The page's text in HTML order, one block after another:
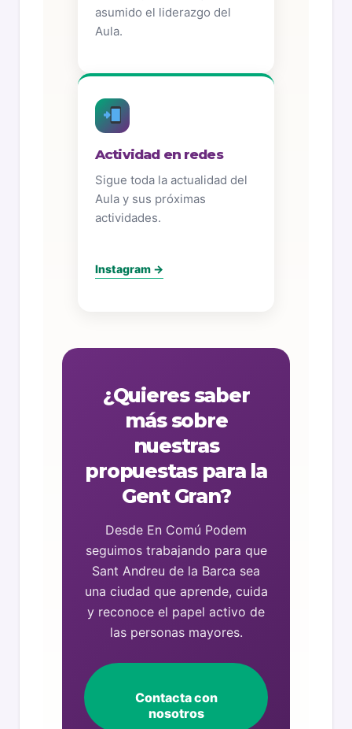
asumido el liderazgo del
Aula.
Actividad en redes
Sigue toda la actualidad del
Aula y sus próximas
actividades.
Instagram →
¿Quieres saber
más sobre
nuestras
propuestas para la
Gent Gran?
Desde En Comú Podem
seguimos trabajando para que
Sant Andreu de la Barca sea
una ciudad que aprende, cuida
y reconoce el papel activo de
las personas mayores.
Contacta con
nosotros